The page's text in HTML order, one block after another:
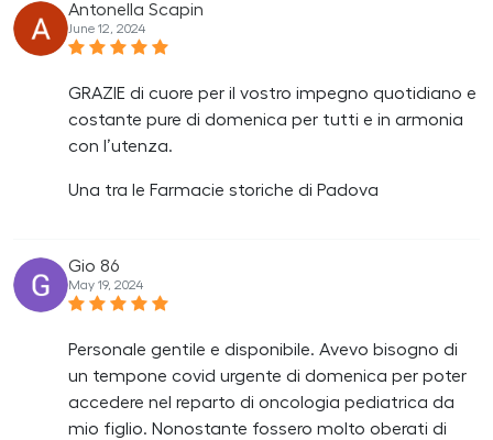
Antonella Scapin
June 12, 2024
GRAZIE di cuore per il vostro impegno quotidiano e
costante pure di domenica per tutti e in armonia
con l’utenza.
Una tra le Farmacie storiche di Padova
Gio 86
May 19, 2024
Personale gentile e disponibile. Avevo bisogno di
un tempone covid urgente di domenica per poter
accedere nel reparto di oncologia pediatrica da
mio figlio. Nonostante fossero molto oberati di